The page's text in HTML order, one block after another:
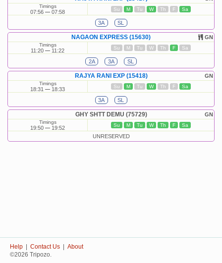
Timings
07:56 07:58 Su M Tu W Th F Sa
3A SL
GN
NAGAON EXPRESS (15630)
Timings
11:20 11:22 Su M Tu W Th F Sa
2A 3A SL
GN
RAJYA RANI EXP (15418)
Timings
18:31 18:33 Su M Tu W Th F Sa
3A SL
GN
GHY SHTT DEMU (75729)
Timings
19:50 19:52 Su M Tu W Th F Sa
UNRESERVED
Help Contact Us
About
©2026 Tripozo.